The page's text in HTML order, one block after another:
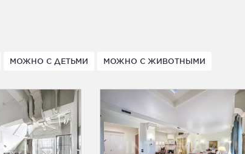
МОЖНО С ДЕТЬМИ МОЖНО С ЖИВОТНЫМИ